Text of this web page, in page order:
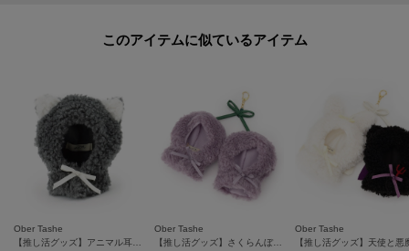
このアイテムに似ているアイテム
Ober Tashe
Ober Tashe
Ober Tashe